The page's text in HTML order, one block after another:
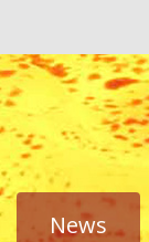
News